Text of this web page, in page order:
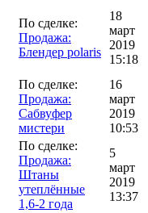
По сделке:
Продажа:
Блендер polaris
18
март
2019
15:18
По сделке:
Продажа:
Сабвуфер
мистери
16
март
2019
10:53
По сделке:
Продажа:
Штаны
утеплённые
1,6-2 года
5
март
2019
13:37